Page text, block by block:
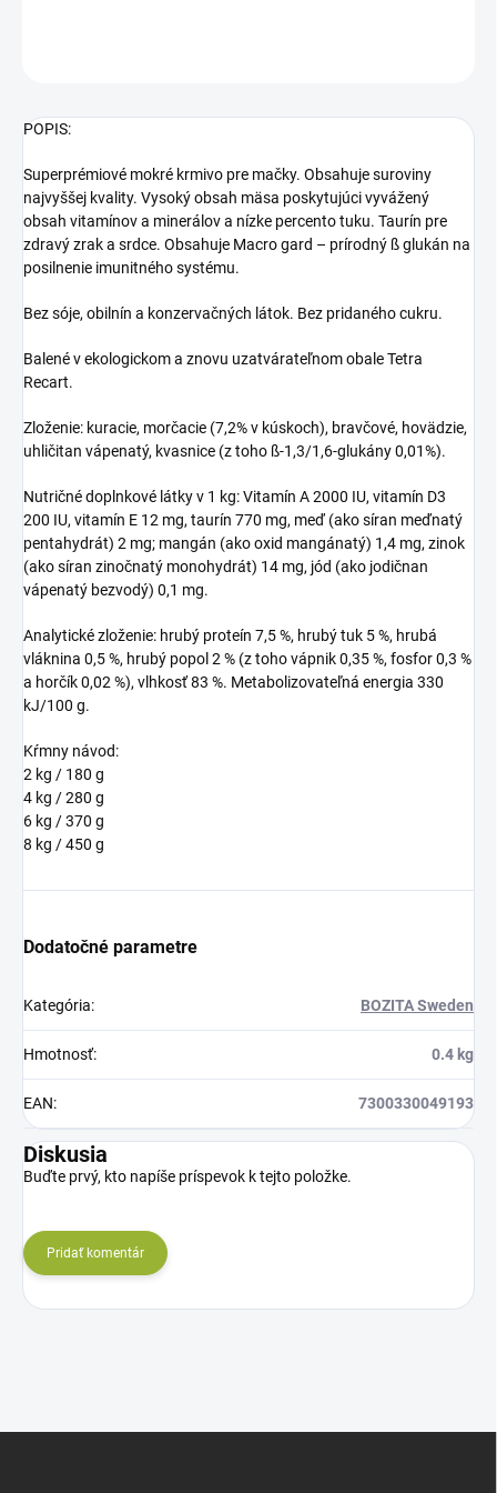
POPIS:
Superprémiové mokré krmivo pre mačky. Obsahuje suroviny
najvyššej kvality. Vysoký obsah mäsa poskytujúci vyvážený
obsah vitamínov a minerálov a nízke percento tuku. Taurín pre
zdravý zrak a srdce. Obsahuje Macro gard – prírodný ß glukán na
posilnenie imunitného systému.
Bez sóje, obilnín a konzervačných látok. Bez pridaného cukru.
Balené v ekologickom a znovu uzatvárateľnom obale Tetra
Recart.
Zloženie: kuracie, morčacie (7,2% v kúskoch), bravčové, hovädzie,
uhličitan vápenatý, kvasnice (z toho ß-1,3/1,6-glukány 0,01%).
Nutričné doplnkové látky v 1 kg: Vitamín A 2000 IU, vitamín D3
200 IU, vitamín E 12 mg, taurín 770 mg, meď (ako síran meďnatý
pentahydrát) 2 mg; mangán (ako oxid mangánatý) 1,4 mg, zinok
(ako síran zinočnatý monohydrát) 14 mg, jód (ako jodičnan
vápenatý bezvodý) 0,1 mg.
Analytické zloženie: hrubý proteín 7,5 %, hrubý tuk 5 %, hrubá
vláknina 0,5 %, hrubý popol 2 % (z toho vápnik 0,35 %, fosfor 0,3 %
a horčík 0,02 %), vlhkosť 83 %. Metabolizovateľná energia 330
kJ/100 g.
Kŕmny návod:
2 kg / 180 g
4 kg / 280 g
6 kg / 370 g
8 kg / 450 g
Dodatočné parametre
Kategória: BOZITA Sweden
Hmotnosť: 0.4 kg
EAN: 7300330049193
Diskusia
Buďte prvý, kto napíše príspevok k tejto položke.
Pridať komentár